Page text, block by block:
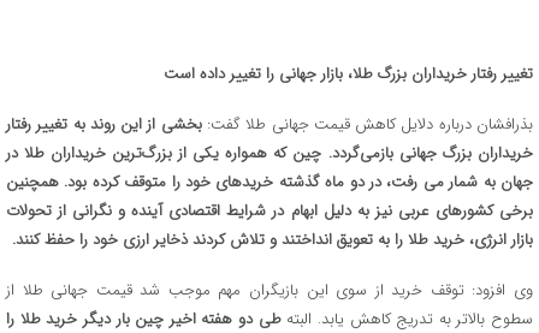
تغییر رفتار خریداران بزرگ طلا، بازار جهانی را تغییر داده است
بذرافشان درباره دلایل کاهش قیمت جهانی طلا گفت:بخشی از این روند به تغییر رفتار
خریداران بزرگ جهانی بازمی‌گردد. چین که همواره یکی از بزرگ‌ترین خریداران طلا در
جهان به شمار می رفت، در دو ماه گذشته خریدهای خود را متوقف کرده بود. همچنین
برخی کشورهای عربی نیز به دلیل ابهام در شرایط اقتصادی آینده و نگرانی از تحولات
بازار انرژی، خرید طلا را به تعویق انداختند و تلاش کردند ذخایر ارزی خود را حفظ کنند.
وی افزود: توقف خرید از سوی این بازیگران مهم موجب شد قیمت جهانی طلا از
سطوح بالاتر به تدریج کاهش یابد. البتهطی دو هفته اخیر چین بار دیگر خرید طلا را